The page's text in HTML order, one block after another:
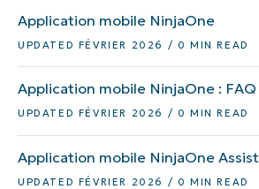
Application mobile NinjaOne
UPDATED FÉVRIER 2026 / 0 MIN READ
Application mobile NinjaOne : FAQ
UPDATED FÉVRIER 2026 / 0 MIN READ
Application mobile NinjaOne Assist
UPDATED FÉVRIER 2026 / 0 MIN READ